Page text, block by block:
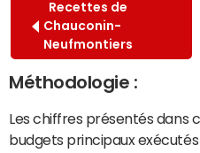
Recettes de
Chauconin-
Neufmontiers
Méthodologie :
Les chiffres présentés dans
budgets principaux